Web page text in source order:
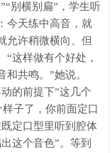
别横别扁”，学生听
今天练中高音，就
允许稍微横向、但
这样做有个好处，
共鸣。”她说。
的前提下”这几个
样子了，你前面定口
定口型里听到腔体
这个音色”。等到